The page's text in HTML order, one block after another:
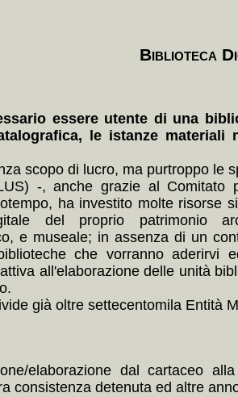
Biblioteca
essere utente di una
le istanze
scopo di lucro, ma purtroppo le
-, anche grazie al Comitato
ha investito molte risorse
del proprio patrimonio
e museale; in assenza di un
che vorranno aderirvi
all'elaborazione delle unità
già oltre settecentomila Entità
elaborazione dal cartaceo
consistenza detenuta ed altre